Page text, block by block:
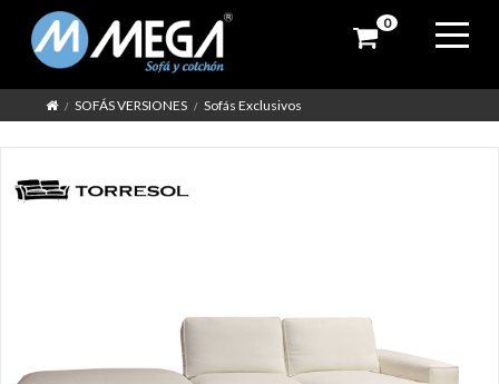
0
SOFÁS VERSIONES Sofás Exclusivos